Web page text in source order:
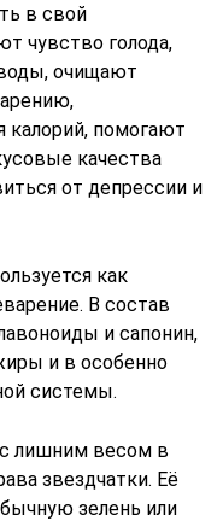
в свой
чувство голода,
очищают
калорий, помогают
качества
от депрессии и
как
В состав
и сапонин,
и в особенно
системы.
лишним весом в
звездчатки. Её
зелень или